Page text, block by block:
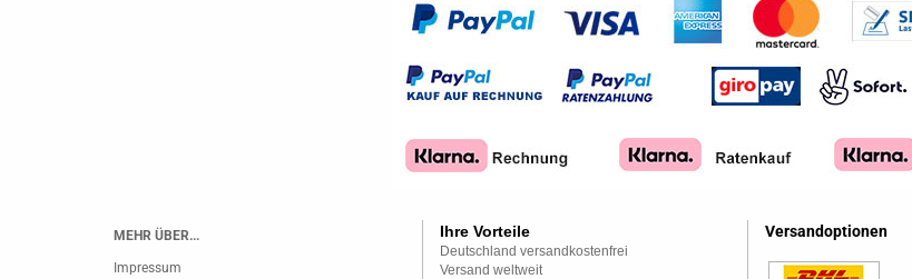
MEHR ÜBER...
Impressum
Ihre Vorteile
Deutschland versandkostenfrei
Versand weltweit
Versandoptionen